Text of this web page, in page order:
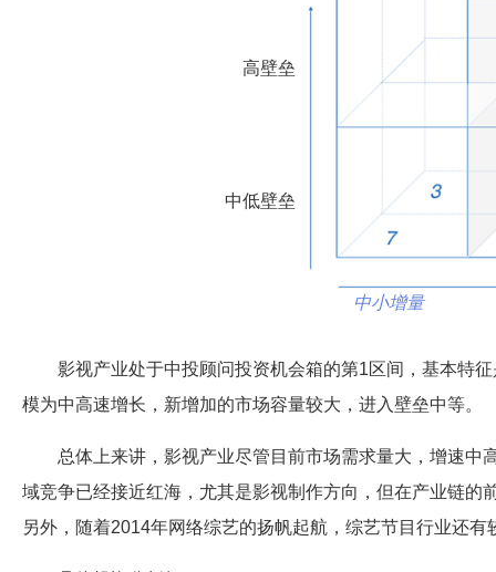
高壁垒
中低壁垒
中小增量
影视产业处于中投顾问投资机会箱的第1区间，基本特征
模为中高速增长，新增加的市场容量较大，进入壁垒中等。
总体上来讲，影视产业尽管目前市场需求量大，增速
域竞争已经接近红海，尤其是影视制作方向，但在产业链
另外，随着2014年网络综艺的扬帆起航，综艺节目行业还